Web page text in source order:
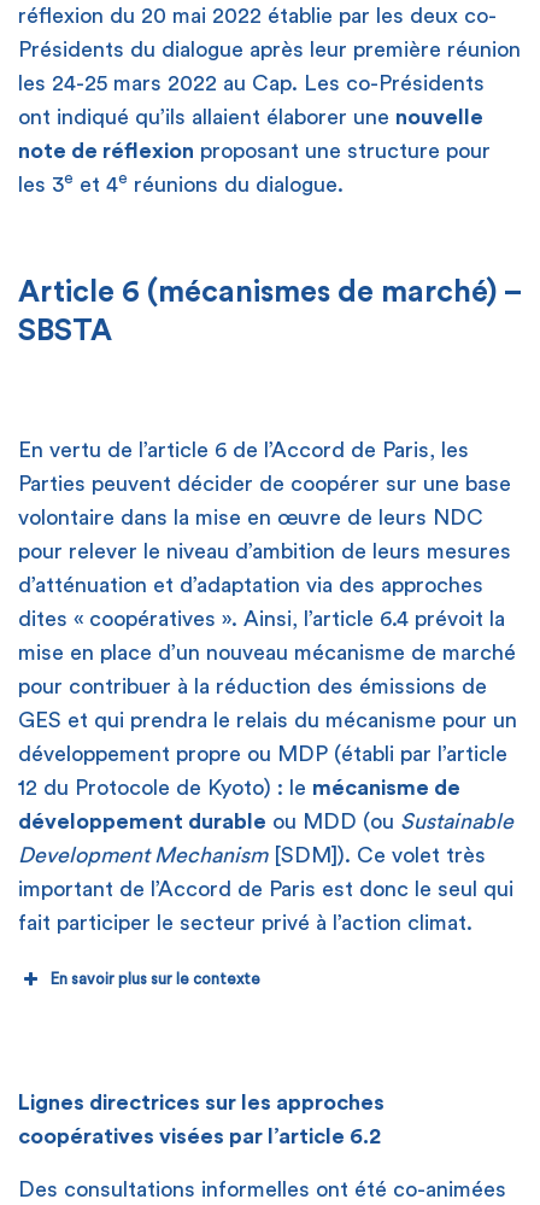
Green Climate Fund
réflexion du 20 mai 2022 établie par les deux co-
Présidents du dialogue après leur première réunion
les 24-25 mars 2022 au Cap. Les co-Présidents
ont indiqué qu’ils allaient élaborer une nouvelle
note de réflexion proposant une structure pour
les 3e et 4e réunions du dialogue.
Article 6 (mécanismes de marché) –
SBSTA
En vertu de l’article 6 de l’Accord de Paris, les
Parties peuvent décider de coopérer sur une base
volontaire dans la mise en œuvre de leurs NDC
pour relever le niveau d’ambition de leurs mesures
d’atténuation et d’adaptation via des approches
dites « coopératives ». Ainsi, l’article 6.4 prévoit la
mise en place d’un nouveau mécanisme de marché
pour contribuer à la réduction des émissions de
GES et qui prendra le relais du mécanisme pour un
développement propre ou MDP (établi par l’article
12 du Protocole de Kyoto) : le mécanisme de
développement durable ou MDD (ou Sustainable
Development Mechanism[SDM]). Ce volet très
important de l’Accord de Paris est donc le seul qui
fait participer le secteur privé à l’action climat.
En savoir plus sur le contexte
6.2 : approches coopératives
Lignes directrices sur les approches
coopératives visées par l’article 6.2
Des consultations informelles ont été co-animées